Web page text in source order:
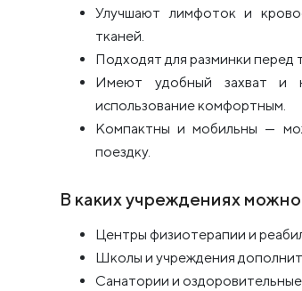
Улучшают лимфоток и
тканей.
Подходят для разминки перед
Имеют удобный захват и
использование комфортным.
Компактны и мобильны —
поездку.
В каких учреждениях можно
Центры физиотерапии и
Школы и учреждения
Санатории и